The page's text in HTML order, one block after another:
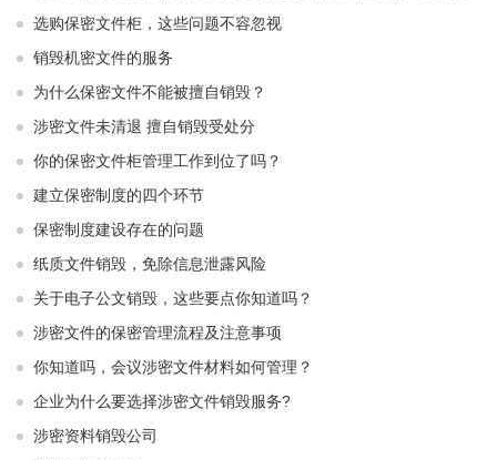
选购保密文件柜，这些问题不容忽视
销毁机密文件的服务
为什么保密文件不能被擅自销毁？
涉密文件未清退 擅自销毁受处分
你的保密文件柜管理工作到位了吗？
建立保密制度的四个环节
保密制度建设存在的问题
纸质文件销毁，免除信息泄露风险
关于电子公文销毁，这些要点你知道吗？
涉密文件的保密管理流程及注意事项
你知道吗，会议涉密文件材料如何管理？
企业为什么要选择涉密文件销毁服务?
涉密资料销毁公司